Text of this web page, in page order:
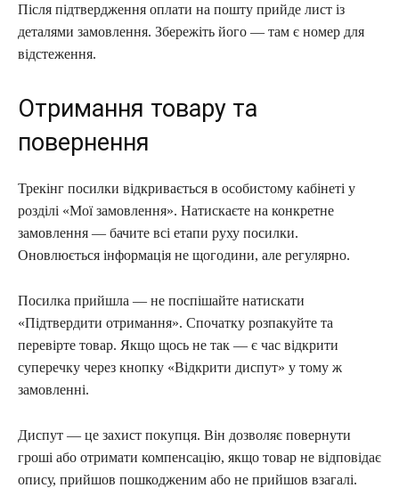
Після підтвердження оплати на пошту прийде лист із
деталями замовлення. Збережіть його — там є номер для
відстеження.
Отримання товару та
повернення
Трекінг посилки відкривається в особистому кабінеті у
розділі «Мої замовлення». Натискаєте на конкретне
замовлення — бачите всі етапи руху посилки.
Оновлюється інформація не щогодини, але регулярно.
Посилка прийшла — не поспішайте натискати
«Підтвердити отримання». Спочатку розпакуйте та
перевірте товар. Якщо щось не так — є час відкрити
суперечку через кнопку «Відкрити диспут» у тому ж
замовленні.
Диспут — це захист покупця. Він дозволяє повернути
гроші або отримати компенсацію, якщо товар не відповідає
опису, прийшов пошкодженим або не прийшов взагалі.